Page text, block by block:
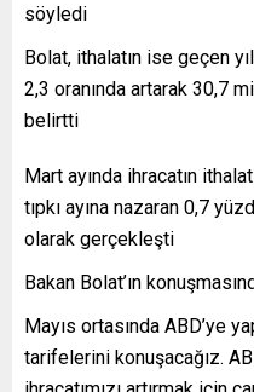
söyledi
Bolat, ithalatın ise geçen
2,3 oranında artarak 30,7
belirtti
Mart ayında ihracatın
tıpkı ayına nazaran 0,7
olarak gerçekleşti
Bakan Bolat’ın
Mayıs ortasında ABD’ye
tarifelerini konuşacağız.